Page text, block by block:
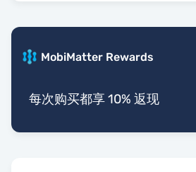
MobiMatter Rewards
每次购买都享 10% 返现